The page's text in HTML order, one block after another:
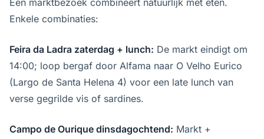
Een marktbezoek combineert natuurlijk met eten.
Enkele combinaties:
Feira da Ladra zaterdag + lunch: De markt eindigt om
14:00; loop bergaf door Alfama naar O Velho Eurico
(Largo de Santa Helena 4) voor een late lunch van
verse gegrilde vis of sardines.
Campo de Ourique dinsdagochtend: Markt +